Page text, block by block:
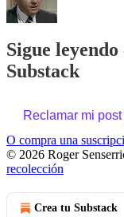
Sigue
Substack
Reclamar mi
O compra una
© 2026 Roger
recolección
Crea tu Substack